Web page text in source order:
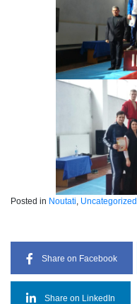
Posted in Noutati Uncategorized
Share on Facebook
Share on LinkedIn